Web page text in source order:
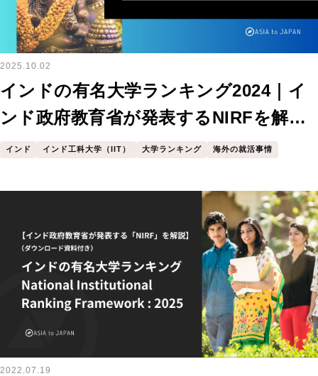
2025.10.02
インドの有名大学ランキング2024｜イ
ンド政府教育省が発表するNIRFを解説
（ダウンロード資料付き）
インド インド工科大学（IIT） 大学ランキング 海外の就活事情
2022.07.19